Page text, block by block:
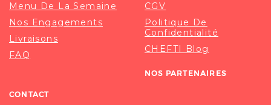
Menu De La Semaine
Nos Engagements
Livraisons
FAQ
CGV
Politique De
Confidentialité
CHEFTI Blog
NOS PARTENAIRES
CONTACT